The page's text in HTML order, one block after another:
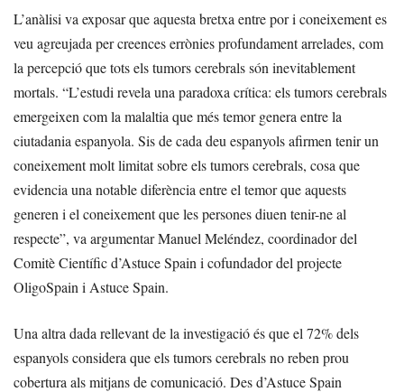
L’anàlisi va exposar que aquesta bretxa entre por i coneixement es
veu agreujada per creences errònies profundament arrelades, com
la percepció que tots els tumors cerebrals són inevitablement
mortals. “L’estudi revela una paradoxa crítica: els tumors cerebrals
emergeixen com la malaltia que més temor genera entre la
ciutadania espanyola. Sis de cada deu espanyols afirmen tenir un
coneixement molt limitat sobre els tumors cerebrals, cosa que
evidencia una notable diferència entre el temor que aquests
generen i el coneixement que les persones diuen tenir-ne al
respecte”, va argumentar Manuel Meléndez, coordinador del
Comitè Científic d’Astuce Spain i cofundador del projecte
OligoSpain i Astuce Spain.
Una altra dada rellevant de la investigació és que el 72% dels
espanyols considera que els tumors cerebrals no reben prou
cobertura als mitjans de comunicació. Des d’Astuce Spain